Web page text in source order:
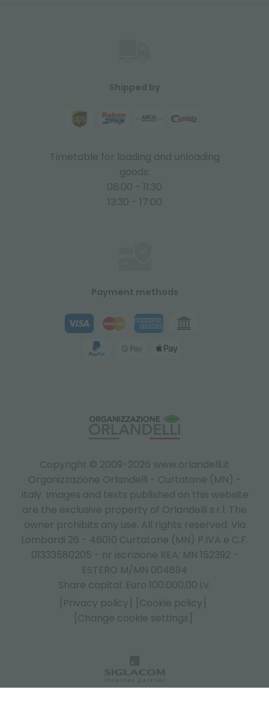
Copyright © 2009-2026 www.orlandelli.it
Organizzazione Orlandelli - Curtatone (MN) -
Italy. Images and texts published on this website
are the exclusive property of Orlandelli s.r.l. The
owner prohibits any use. All rights reserved. Via
Lombardi 26 - 46010 Curtatone (MN) P.IVA e C.F.
01333580205 - nr iscrizione REA: MN 152392 -
ESTERO M/MN 004894
Share capital: Euro 100.000,00 i.v.
[Privacy policy]
[Cookie policy]
[Change cookie settings]
Shipped by
Timetable for loading and unloading
goods:
08:00 - 11:30
13:30 - 17:00
Payment methods